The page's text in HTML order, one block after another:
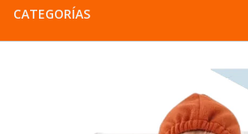
CATEGORÍAS